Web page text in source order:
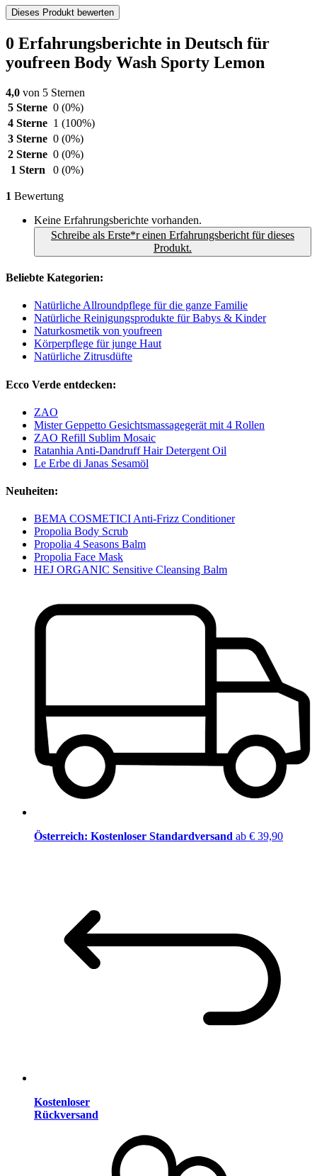
Dieses Produkt bewerten
0 Erfahrungsberichte in Deutsch für
youfreen Body Wash Sporty Lemon
4,0 von 5 Sternen
5 Sterne 0 (0%)
4 Sterne 1 (100%)
3 Sterne 0 (0%)
2 Sterne 0 (0%)
1 Stern
0 (0%)
1 Bewertung
Keine Erfahrungsberichte vorhanden.
Schreibe als Erste*r einen Erfahrungsbericht für dieses
Produkt.
Beliebte Kategorien:
Natürliche Allroundpflege für die ganze Familie
Natürliche Reinigungsprodukte für Babys & Kinder
Naturkosmetik von youfreen
Körperpflege für junge Haut
Natürliche Zitrusdüfte
Ecco Verde entdecken:
ZAO
Mister Geppetto Gesichtsmassagegerät mit 4 Rollen
ZAO Refill Sublim Mosaic
Ratanhia Anti-Dandruff Hair Detergent Oil
Le Erbe di Janas Sesamöl
Neuheiten:
BEMA COSMETICI Anti-Frizz Conditioner
Propolia Body Scrub
Propolia 4 Seasons Balm
Propolia Face Mask
HEJ ORGANIC Sensitive Cleansing Balm
Österreich: Kostenloser Standardversand ab € 39,90
Kostenloser
Rückversand